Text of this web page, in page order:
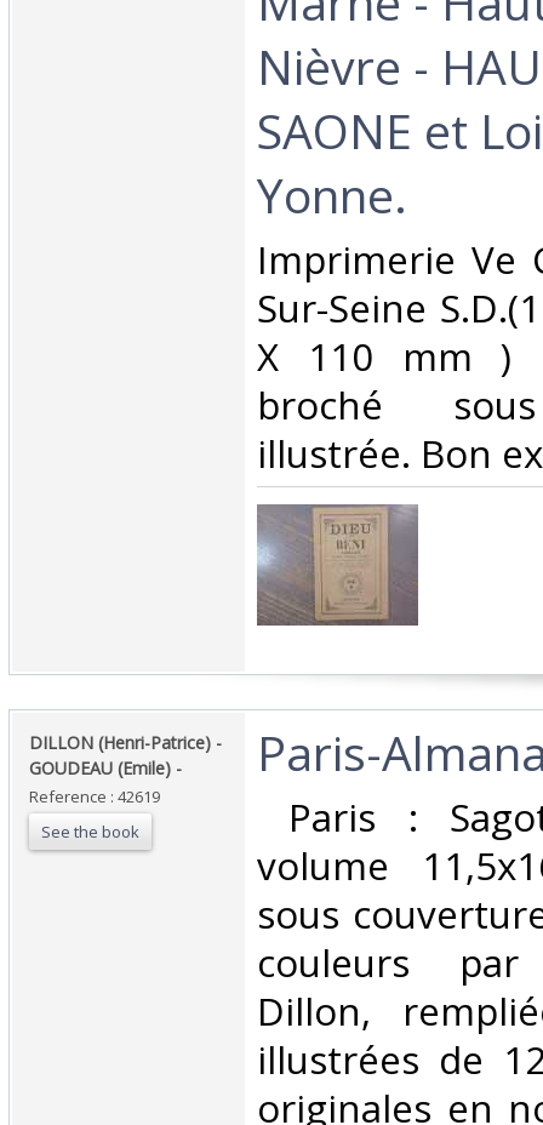
Nièvre -
SAONE et
Yonne.‎
‎Imprimerie Ve
Sur-Seine
X 110 mm )
broché
illustrée. Bon
‎DILLON (Henri-Patrice) -
GOUDEAU (Emile) - ‎
Reference : 42619
See the book
‎Paris-
Paris :
volume
sous
couleurs par
Dillon,
illustrées de
originales en